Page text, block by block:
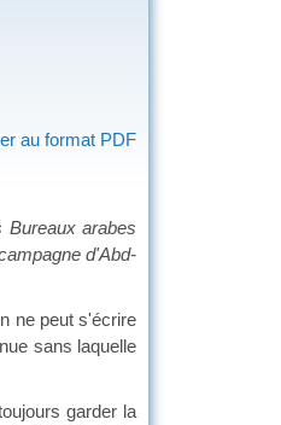
au format PDF
Bureaux arabes
d'Abd-
ne peut s'écrire
sans laquelle
garder la